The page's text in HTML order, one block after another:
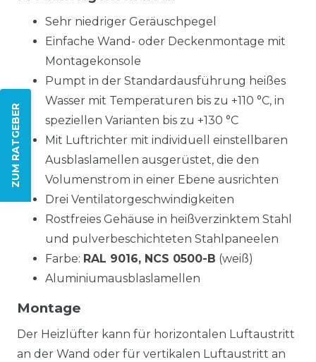
ZUM RATGEBER
Sehr niedriger Geräuschpegel
Einfache Wand- oder Deckenmontage mit
Montagekonsole
Pumpt in der Standardausführung heißes
Wasser mit Temperaturen bis zu +110 °C, in
speziellen Varianten bis zu +130 °C
Mit Luftrichter mit individuell einstellbaren
Ausblaslamellen ausgerüstet, die den
Volumenstrom in einer Ebene ausrichten
Drei Ventilatorgeschwindigkeiten
Rostfreies Gehäuse in heißverzinktem Stahl
und pulverbeschichteten Stahlpaneelen
Farbe: RAL 9016, NCS 0500-B (weiß)
Aluminiumausblaslamellen
Montage
Der Heizlüfter kann für horizontalen Luftaustritt
an der Wand oder für vertikalen Luftaustritt an